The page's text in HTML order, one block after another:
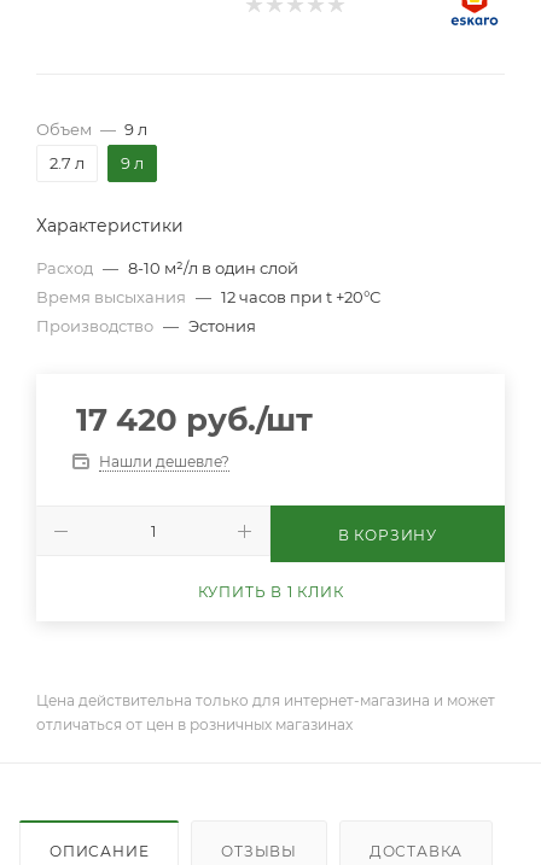
Объем — 9 л
2.7 л
9 л
Характеристики
Расход — 8-10 м²/л в один слой
Время высыхания — 12 часов при t +20°С
Производство — Эстония
17 420 руб./шт
Нашли дешевле?
В КОРЗИНУ
КУПИТЬ В 1 КЛИК
Цена действительна только для интернет-магазина и может
отличаться от цен в розничных магазинах
ОПИСАНИЕ ОТЗЫВЫ ДОСТАВКА